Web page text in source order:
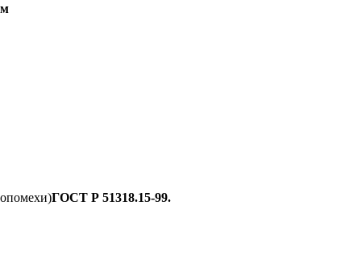
ГОСТ Р 51318.15-99.